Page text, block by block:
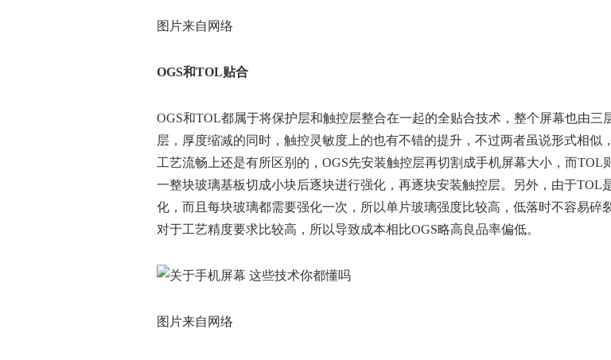
图片来自网络
OGS和TOL贴合
OGS和TOL都属于将保护层和触控层整合在一起的全贴合技术，整个屏幕也由三
层，厚度缩减的同时，触控灵敏度上的也有不错的提升，不过两者虽说形式相似
工艺流畅上还是有所区别的，OGS先安装触控层再切割成手机屏幕大小，而TOL
一整块玻璃基板切成小块后逐块进行强化，再逐块安装触控层。另外，由于TOL
化，而且每块玻璃都需要强化一次，所以单片玻璃强度比较高，低落时不容易碎
对于工艺精度要求比较高，所以导致成本相比OGS略高良品率偏低。
图片来自网络